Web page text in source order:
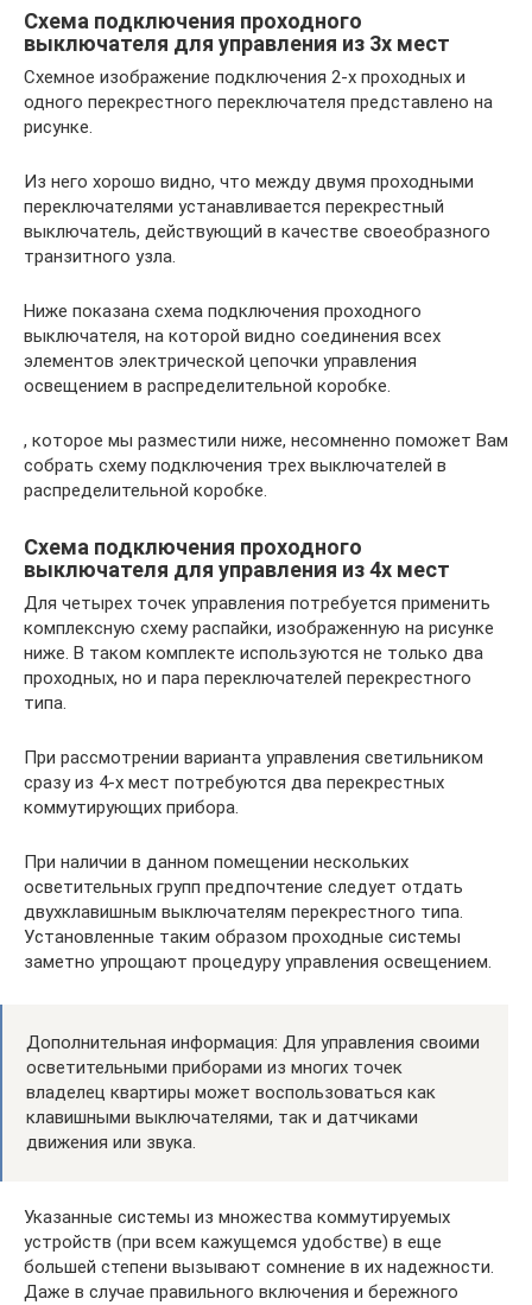
Схема подключения проходного
выключателя для управления из 3х мест
Схемное изображение подключения 2-х проходных и
одного перекрестного переключателя представлено на
рисунке.
Из него хорошо видно, что между двумя проходными
переключателями устанавливается перекрестный
выключатель, действующий в качестве своеобразного
транзитного узла.
Ниже показана схема подключения проходного
выключателя, на которой видно соединения всех
элементов электрической цепочки управления
освещением в распределительной коробке.
, которое мы разместили ниже, несомненно поможет Вам
собрать схему подключения трех выключателей в
распределительной коробке.
Схема подключения проходного
выключателя для управления из 4х мест
Для четырех точек управления потребуется применить
комплексную схему распайки, изображенную на рисунке
ниже. В таком комплекте используются не только два
проходных, но и пара переключателей перекрестного
типа.
При рассмотрении варианта управления светильником
сразу из 4-х мест потребуются два перекрестных
коммутирующих прибора.
При наличии в данном помещении нескольких
осветительных групп предпочтение следует отдать
двухклавишным выключателям перекрестного типа.
Установленные таким образом проходные системы
заметно упрощают процедуру управления освещением.
Дополнительная информация: Для управления своими
осветительными приборами из многих точек
владелец квартиры может воспользоваться как
клавишными выключателями, так и датчиками
движения или звука.
Указанные системы из множества коммутируемых
устройств (при всем кажущемся удобстве) в еще
большей степени вызывают сомнение в их надежности.
Даже в случае правильного включения и бережного